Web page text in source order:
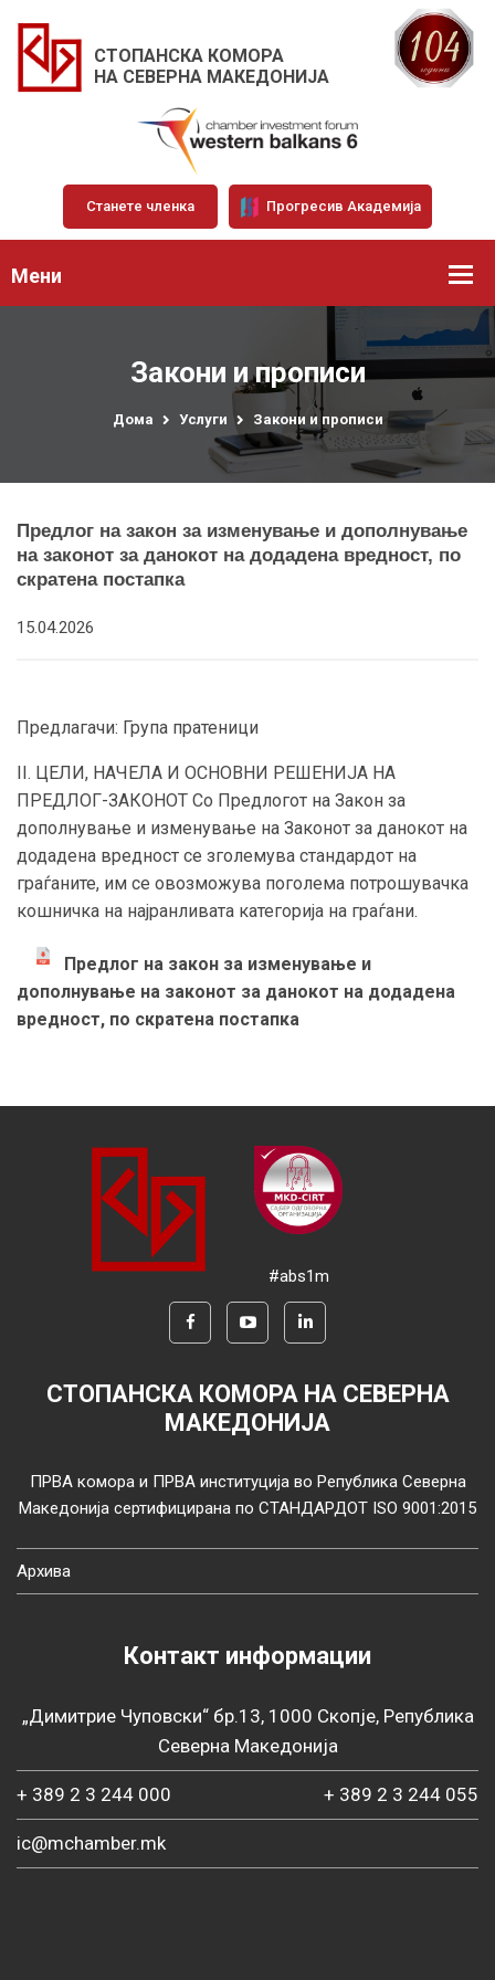
СТОПАНСКА КОМОРА
НА СЕВЕРНА МАКЕДОНИЈА
Станете членка Прогресив Академија
Мени
Закони и прописи
Дома Услуги Закони и прописи
Предлог на закон за изменување и дополнување
на законот за данокот на додадена вредност, по
скратена постапка
15.04.2026
Предлагачи: Група пратеници
II. ЦЕЛИ, НАЧЕЛА И ОСНОВНИ РЕШЕНИЈА НА
ПРЕДЛОГ-ЗАКОНОТ Со Предлогот на Закон за
дополнување и изменување на Законот за данокот на
додадена вредност се зголемува стандардот на
граѓаните, им се овозможува поголема потрошувачка
кошничка на најранливата категорија на граѓани.
Предлог на закон за изменување и
дополнување на законот за данокот на додадена
вредност, по скратена постапка
#abs1m
СТОПАНСКА КОМОРА НА СЕВЕРНА
МАКЕДОНИЈА
ПРВА комора и ПРВА институција во Република Северна
Македонија сертифицирана по СТАНДАРДОТ ISO 9001:2015
Архива
Контакт информации
„Димитрие Чуповски“ бр.13, 1000 Скопје, Република
Северна Македонија
+ 389 2 3 244 000 + 389 2 3 244 055
ic@mchamber.mk